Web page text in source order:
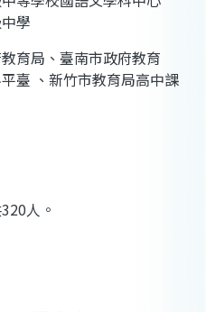
學
育局、臺南市政府教育
臺 、新竹市教育局高中課
人。